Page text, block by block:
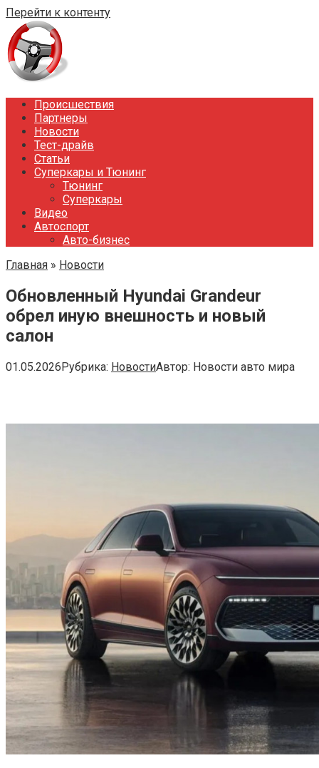
Перейти к контенту
Происшествия
Партнеры
Новости
Тест-драйв
Статьи
Суперкары и Тюнинг
Тюнинг
Суперкары
Видео
Автоспорт
Авто-бизнес
Главная » Новости
Обновленный Hyundai Grandeur
обрел иную внешность и новый
салон
01.05.2026Рубрика: НовостиАвтор: Новости авто мира